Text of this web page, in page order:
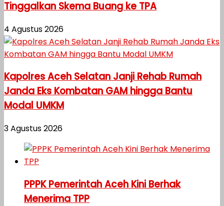
Tinggalkan Skema Buang ke TPA
4 Agustus 2026
Kapolres Aceh Selatan Janji Rehab Rumah
Janda Eks Kombatan GAM hingga Bantu
Modal UMKM
3 Agustus 2026
PPPK Pemerintah Aceh Kini Berhak
Menerima TPP